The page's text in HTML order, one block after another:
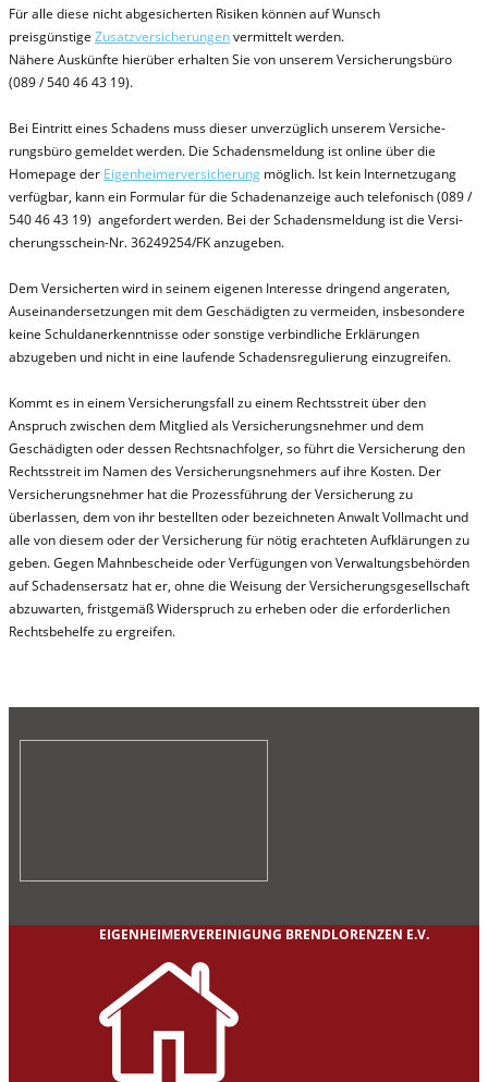
Für alle diese nicht abgesicherten Risiken können auf Wunsch
preisgünstige Zusatzversicherungenvermittelt werden.
Nähere Auskünfte hierüber erhalten Sie von unserem Versicherungsbüro
(089 / 540 46 43 19).
Bei Eintritt eines Schadens muss dieser unverzüglich unserem Ver­si­che­
rungs­bü­ro gemeldet werden. Die Schadensmeldung ist online über die
Homepage der Eigenheimerversicherung möglich. Ist kein Internetzugang
verfügbar, kann ein Formular für die Schadenanzeige auch telefonisch (089 /
540 46 43 19) angefordert werden. Bei der Schadensmeldung ist die Ver­si­
che­rungs­schein-Nr. 36249254/FK anzugeben.
Dem Versicherten wird in seinem eigenen Interesse dringend angeraten,
Auseinandersetzungen mit dem Geschädigten zu vermeiden, insbesondere
keine Schuldanerkenntnisse oder sonstige verbindliche Erklärungen
abzugeben und nicht in eine laufende Schadensregulierung einzugreifen.
Kommt es in einem Versicherungsfall zu einem Rechtsstreit über den
Anspruch zwischen dem Mitglied als Versicherungsnehmer und dem
Geschädigten oder dessen Rechtsnachfolger, so führt die Versicherung den
Rechtsstreit im Namen des Versicherungsnehmers auf ihre Kosten. Der
Versicherungsnehmer hat die Prozessführung der Versicherung zu
überlassen, dem von ihr bestellten oder bezeichneten Anwalt Vollmacht und
alle von diesem oder der Versicherung für nötig erachteten Aufklärungen zu
geben. Gegen Mahnbescheide oder Verfügungen von Verwaltungsbehörden
auf Schadensersatz hat er, ohne die Weisung der Versicherungsgesellschaft
abzuwarten, fristgemäß Widerspruch zu erheben oder die erforderlichen
Rechtsbehelfe zu ergreifen.
EIGENHEIMERVEREINIGUNG BRENDLORENZEN E.V.